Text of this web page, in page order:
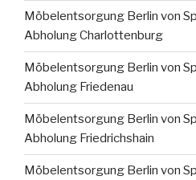
Möbelentsorgung Berlin von
Abholung Charlottenburg
Möbelentsorgung Berlin von
Abholung Friedenau
Möbelentsorgung Berlin von
Abholung Friedrichshain
Möbelentsorgung Berlin von